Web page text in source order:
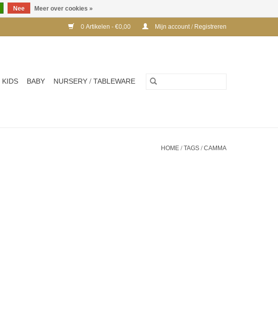
0 Artikelen - €0,00 Mijn account / Registreren
KIDS BABY NURSERY / TABLEWARE
HOME/TAGS/CAMMA
Nee Meer over cookies »